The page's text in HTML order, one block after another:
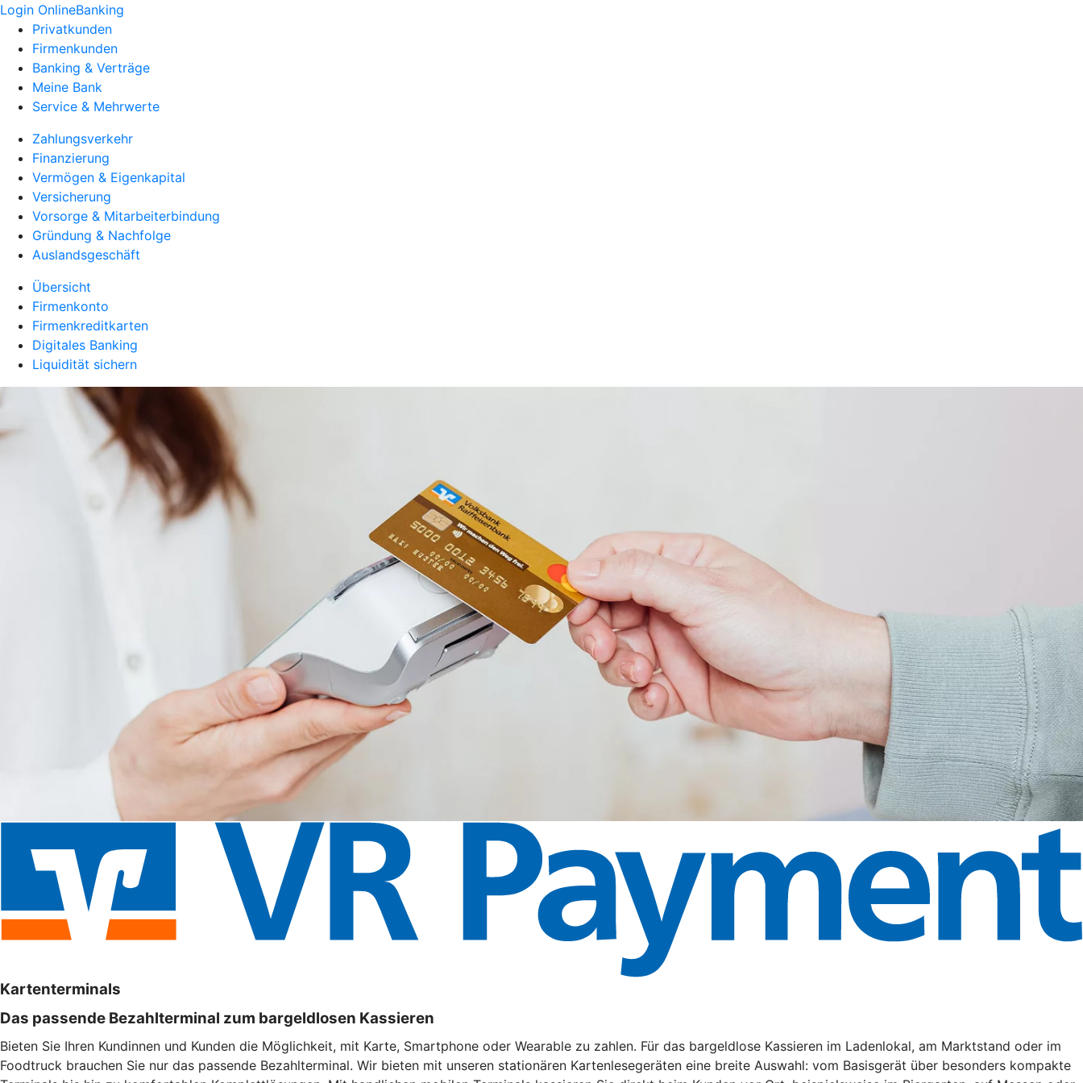
Login OnlineBanking
Privatkunden
Firmenkunden
Banking & Verträge
Meine Bank
Service & Mehrwerte
Zahlungsverkehr
Finanzierung
Vermögen & Eigenkapital
Versicherung
Vorsorge & Mitarbeiterbindung
Gründung & Nachfolge
Auslandsgeschäft
Übersicht
Firmenkonto
Firmenkreditkarten
Digitales Banking
Liquidität sichern
Kartenterminals
Das passende Bezahlterminal zum bargeldlosen Kassieren
Bieten Sie Ihren Kundinnen und Kunden die Möglichkeit, mit Karte, Smartphone oder Wearable zu zahlen. Für das bargeldlose Kassieren im Ladenlokal, am Marktstand oder im
Foodtruck brauchen Sie nur das passende Bezahlterminal. Wir bieten mit unseren stationären Kartenlesegeräten eine breite Auswahl: vom Basisgerät über besonders kompakte